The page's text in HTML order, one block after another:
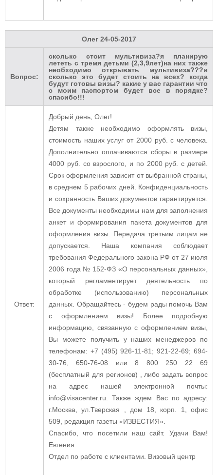
Олег 24-05-2017
Вопрос:
сколько стоит мультивиза?я планирую
лететь с тремя детьми (2,3,9лет)на них также
необходимо открывать мультивиза???и
сколько это будет стоить на всех? когда
будут готовы визы? какие у вас гарантии что
с моим паспортом будет все в порядке?
спасибо!!!
Ответ:
Добрый день, Олег!
Детям также необходимо оформлять визы,
стоимость наших услуг от 2000 руб. с человека.
Дополнительно оплачиваются сборы в размере
4000 руб. со взрослого, и по 2000 руб. с детей.
Срок оформления зависит от выбранной страны,
в среднем 5 рабочих дней. Конфиденциальность
и сохранность Ваших документов гарантируется.
Все документы необходимы нам для заполнения
анкет и формирования пакета документов для
оформления визы. Передача третьим лицам не
допускается. Наша компания соблюдает
требования Федерального закона РФ от 27 июля
2006 года № 152-ФЗ «О персональных данных»,
который регламентирует деятельность по
обработке (использованию) персональных
данных. Обращайтесь - будем рады помочь Вам
с оформлением визы! Более подробную
информацию, связанную с оформлением визы,
Вы можете получить у наших менеджеров по
телефонам: +7 (495) 926-11-81; 921-22-69; 694-
30-76; 650-76-08 или 8 800 250 22 69
(бесплатный для регионов) , либо задать вопрос
на адрес нашей электронной почты:
info@visacenter.ru. Также ждем Вас по адресу:
г.Москва, ул.Тверская , дом 18, корп. 1, офис
509, редакция газеты «ИЗВЕСТИЯ».
Спасибо, что посетили наш сайт. Удачи Вам!
Евгения
Отдел по работе с клиентами. Визовый центр